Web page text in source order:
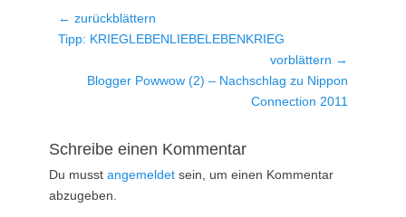
Beitragsnavigation
← zurückblättern
Vorheriger
Tipp: KRIEGLEBENLIEBELEBENKRIEG
vorblättern →
NächsterBlogger Powwow (2) – Nachschlag zu Nippon
Connection 2011
Schreibe einen Kommentar
Du musst angemeldet sein, um einen Kommentar
abzugeben.